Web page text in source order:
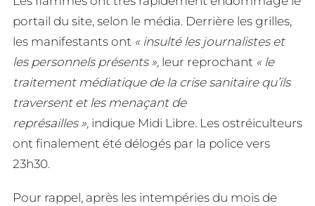
portail du site, selon le média. Derrière les grilles,
les manifestants ont « insulté les journalistes et
les personnels présents », leur reprochant « le
traitement médiatique de la crise sanitaire qu’ils
traversent et les menaçant de
représailles », indique Midi Libre. Les ostréiculteurs
ont finalement été délogés par la police vers
23h30.
Pour rappel, après les intempéries du mois de